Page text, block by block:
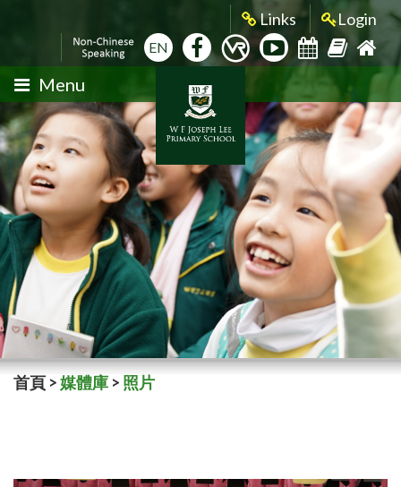
Links Login
EN
Menu
首頁 >媒體庫 > 照片